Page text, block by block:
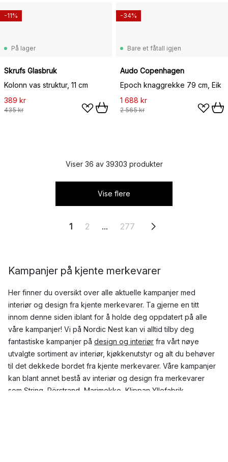
På lager
Skrufs Glasbruk
Kolonn vas struktur, 11 cm
389 kr
435 kr
-11%
Bare et fåtall igjen
Audo Copenhagen
Epoch knaggrekke 79 cm, Eik
1 688 kr
2 565 kr
-34%
Viser 36 av 39303 produkter
Vise flere
1 2 ... 277
Kampanjer på kjente merkevarer
Her finner du oversikt over alle aktuelle kampanjer med
interiør og design fra kjente merkevarer. Ta gjerne en titt
innom denne siden iblant for å holde deg oppdatert på alle
våre kampanjer! Vi på Nordic Nest kan vi alltid tilby deg
fantastiske kampanjer på design og interiør fra vårt nøye
utvalgte sortiment av interiør, kjøkkenutstyr og alt du behøver
til det dekkede bordet fra kjente merkevarer. Våre kampanjer
kan blant annet bestå av interiør og design fra merkevarer
som String Rörstrand Marimekko Klippan Yllefabrik